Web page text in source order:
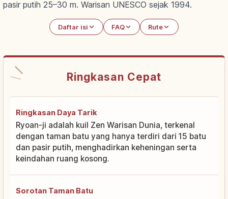
pasir putih 25–30 m. Warisan UNESCO sejak 1994.
Daftar isi FAQ Rute
Ringkasan Cepat
Ringkasan Daya Tarik
Ryoan-ji adalah kuil Zen Warisan Dunia, terkenal
dengan taman batu yang hanya terdiri dari 15 batu
dan pasir putih, menghadirkan keheningan serta
keindahan ruang kosong.
Sorotan Taman Batu